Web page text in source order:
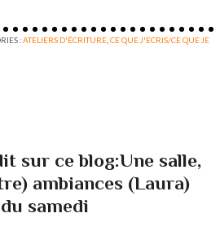
:ATELIERS D'ÉCRITURE ,CE QUE J'ECRIS/CE QUE JE
sur ce blog:Une salle,
ambiances (Laura)
samedi